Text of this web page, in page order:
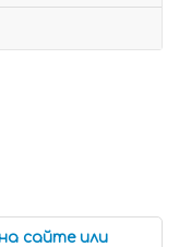
сайте или